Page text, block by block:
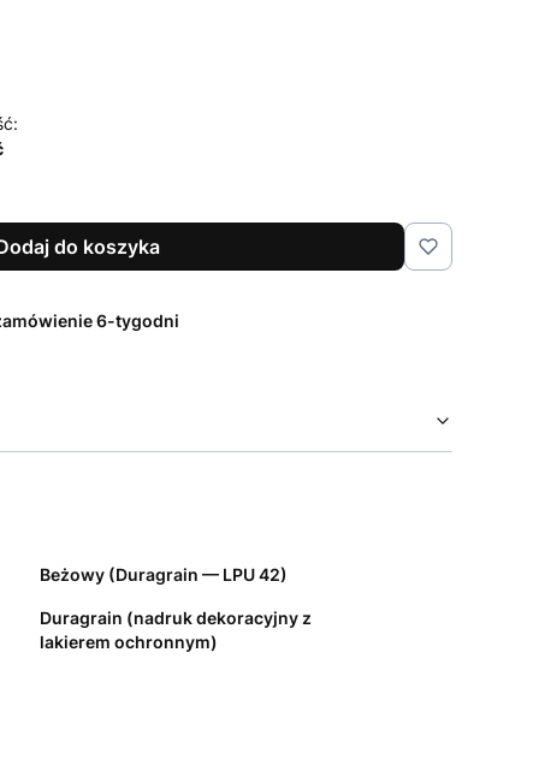
do koszyka
6-tygodni
Beżowy (Duragrain — LPU 42)
Duragrain (nadruk dekoracyjny z
lakierem ochronnym)